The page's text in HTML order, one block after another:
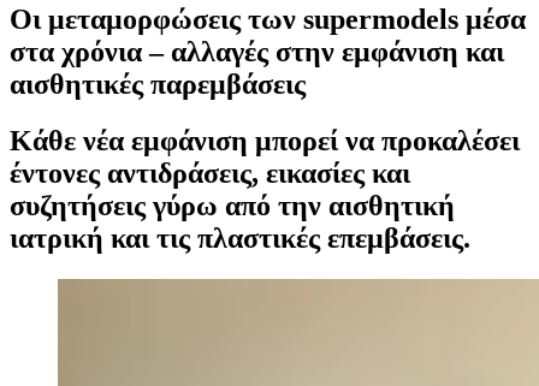
Οι μεταμορφώσεις των supermodels μέσα
στα χρόνια – αλλαγές στην εμφάνιση και
αισθητικές παρεμβάσεις
Κάθε νέα εμφάνιση μπορεί να προκαλέσει
έντονες αντιδράσεις, εικασίες και
συζητήσεις γύρω από την αισθητική
ιατρική και τις πλαστικές επεμβάσεις.